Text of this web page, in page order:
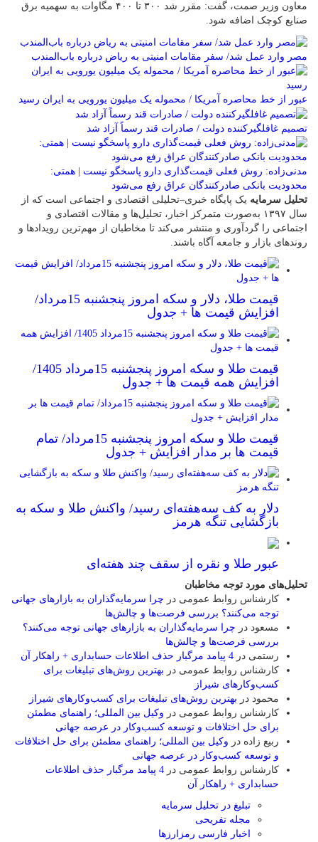
معاون وزیر صمت، گفت: مقرر شد ۳۰۰ تا ۴۰۰ مگاوات به سهمیه برق
صنایع کوچک اضافه شود.
مصر وارد عمل شد/ سفر مقامات امنیتی به ریاض درباره باب‌المندب
عبور از خط محاصره آمریکا / محموله یک میلیون یورویی به ایران رسید
تصمیم غافلگیرکننده دولت / صادرات قند رسماً آزاد شد
مدنی‌زاده: روش فعلی قیمت‌گذاری دارو پاسخگو نیست | همتی:
محدودیت بانکی صادرکنندگان عراق رفع می‌شود
تحلیل سرمایه یک پایگاه خبری–تحلیلی اقتصادی و اجتماعی است که از
سال ۱۳۹۷ به‌صورت متمرکز اخبار، تحلیل‌ها و مقالات اقتصادی و
اجتماعی را گردآوری و منتشر می‌کند تا مخاطبان از مهم‌ترین رویدادها و
روندهای بازار و جامعه آگاه باشند.
قیمت طلا، دلار و سکه امروز پنجشنبه 15مرداد/
افزایش قیمت ها + جدول
قیمت طلا و سکه امروز پنجشنبه 15مرداد 1405/
افزایش همه قیمت ها + جدول
قیمت طلا و سکه امروز پنجشنبه 15مرداد/ تمام
قیمت ها بر مدار افزایش + جدول
دلار به کف سه‌هفته‌ای رسید/ واکنش طلا و سکه به
بازگشایی تنگه هرمز
عبور طلا و نقره از سقف چند هفته‌ای
تحلیل‌های مورد توجه مخاطبان
کارشناس روابط عمومی در چرا سرمایه‌گذاران به بازارهای جهانی
توجه می‌کنند؟ بررسی فرصت‌ها و چالش‌ها
مسعود در چرا سرمایه‌گذاران به بازارهای جهانی توجه می‌کنند؟
بررسی فرصت‌ها و چالش‌ها
رستمی در 4 پیامد مرگبار حذف اطلاعات حسابداری + راهکار آن
کارشناس روابط عمومی در بهترین روش‌های تبلیغات برای
کسب‌وکارهای شیراز
محمود در بهترین روش‌های تبلیغات برای کسب‌وکارهای شیراز
کارشناس روابط عمومی در وکیل بین المللی؛ راهنمای مطمئن
برای حل اختلافات و توسعه کسب‌وکار در عرصه جهانی
ربیع زاده در وکیل بین المللی؛ راهنمای مطمئن برای حل اختلافات
و توسعه کسب‌وکار در عرصه جهانی
کارشناس روابط عمومی در
4 پیامد مرگبار حذف اطلاعات
حسابداری + راهکار آن
تبلیغ در تحلیل سرمایه
مجله تفریحی
اخبار فارسی رمزارزها